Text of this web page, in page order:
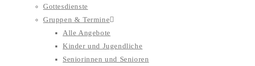
Gottesdienste
Gruppen & Termine
Alle Angebote
Kinder und Jugendliche
Seniorinnen und Senioren